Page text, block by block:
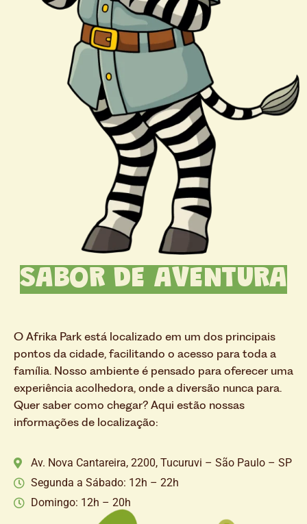
SABOR DE AVENTURA
O Afrika Park está localizado em um dos principais
pontos da cidade, facilitando o acesso para toda a
família. Nosso ambiente é pensado para oferecer uma
experiência acolhedora, onde a diversão nunca para.
Quer saber como chegar? Aqui estão nossas
informações de localização:
Av. Nova Cantareira, 2200, Tucuruvi – São Paulo – SP
Segunda a Sábado: 12h – 22h
Domingo: 12h – 20h